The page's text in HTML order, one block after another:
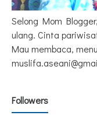
Selong Mom
ulang. Cinta
Mau membaca,
Followers